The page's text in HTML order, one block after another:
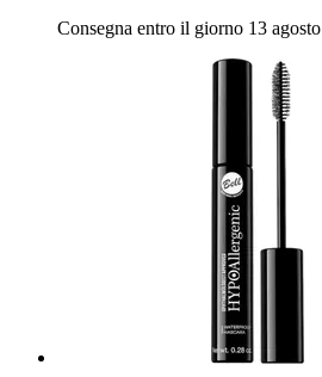
Consegna entro il giorno 13 agosto